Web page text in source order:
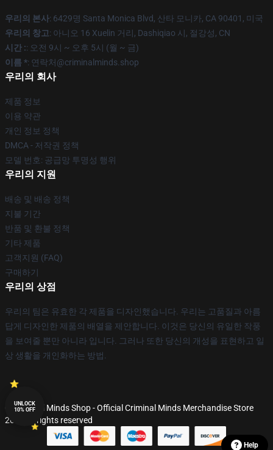
우리의 본사: 6429명 Santa Monica Blvd, 산타 모니카, CA 90401, 미국
우리의 창고: 아니오 16 Xuelin 거리, Dashiqiao 시, 절강성, CN
시간 :: 오전 9시 ~ 오후 5시 (월 ~ 금)
이름 *: 연락처@criminalminds.shop
우리의 회사
제품 정보
이용 약관
개인 정보 정책
DMCA - 저작권 정책
모델 번호: 공급망 투명성 행위
우리의 지원
배송 및 배송 정책
지불 기간
반품 및 환불 정책
기타 제품
고객지원 (FAQ)
구매하기
우리의 상점
우리의 팀은 유효한 각 제품을 디자인했습니다. 우리는 고품질과 아름
답게 디자인한 제품의 배열을 제안합니다. 이것은 당신의 유일한 작풍
을 보여줄 뿐만 아니라 입니다. 그러나 또한 당신의 개성을 표현하고 일
상 생활을 개인화하는 방법.
© Criminal Minds Shop - Official Criminal Minds Merchandise Store
2026 all rights reserved
Help
UNLOCK
10% OFF